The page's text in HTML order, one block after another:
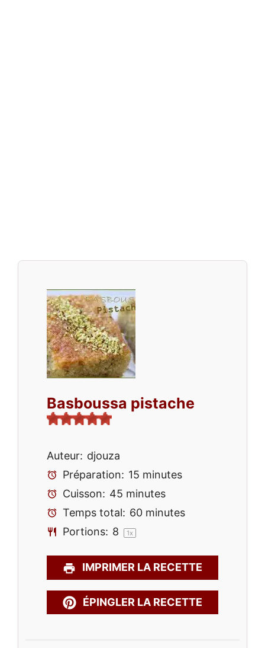
Basboussa pistache
Auteur: djouza
Préparation: 15 minutes
Cuisson: 45 minutes
Temps total: 60 minutes
Portions: 8 1x
IMPRIMER LA RECETTE
ÉPINGLER LA RECETTE